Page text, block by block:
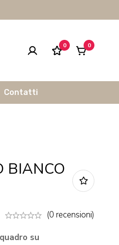
0 0
Contatti
BIANCO
(0 recensioni)
quadro su